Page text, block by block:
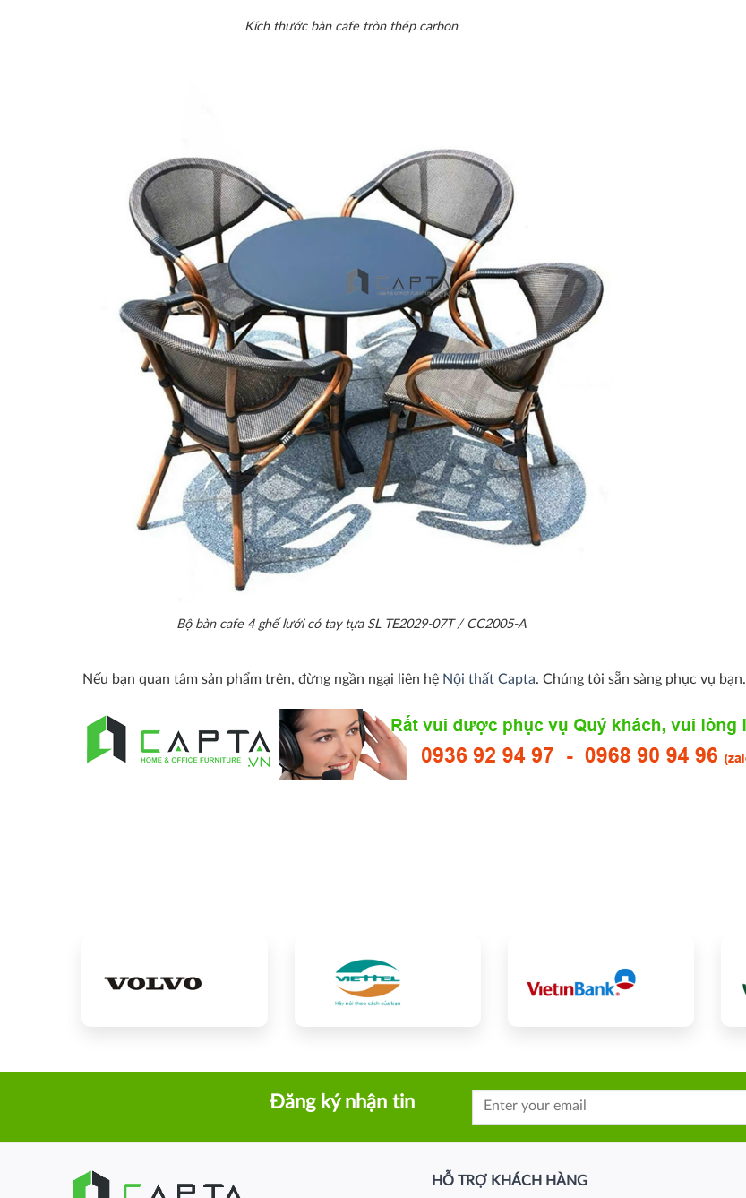
Kích thước bàn cafe tròn thép carbon
Bộ bàn cafe 4 ghế lưới có tay tựa SL TE2029-07T / CC2005-A
Nếu bạn quan tâm sản phẩm trên, đừng ngần ngại liên hệ Nội thất Capta. Chúng tôi sẵn sàng phục vụ bạn.
Đăng ký nhận tin
HỖ TRỢ KHÁCH HÀNG